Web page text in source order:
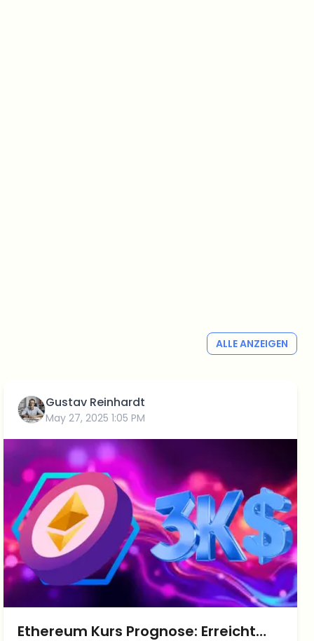
ALLE ANZEIGEN
Gustav Reinhardt
May 27, 2025 1:05 PM
Ethereum Kurs Prognose: Erreicht